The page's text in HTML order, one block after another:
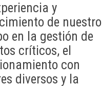
y
de nuestro
en la gestión de
críticos, el
con
diversos y la